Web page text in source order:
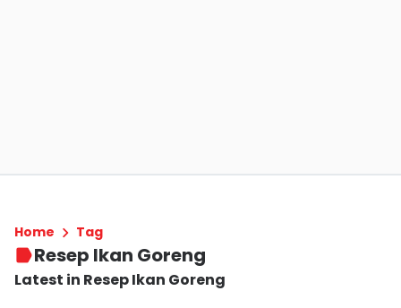
Home Tag
Resep Ikan Goreng
Latest in Resep Ikan Goreng